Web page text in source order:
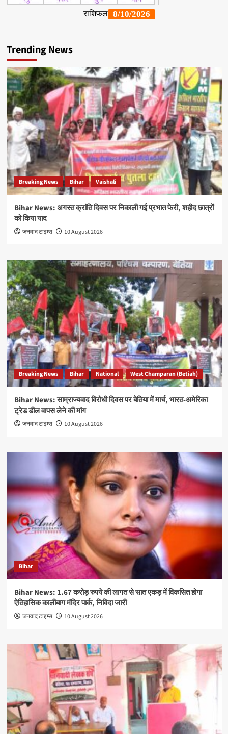
Trending News
Breaking News Bihar Vaishali
Bihar News: अगस्त क्रांति दिवस पर निकाली गई प्रभात फेरी, शहीद छात्रों
को किया याद
जनवाद टाइम्स 10 August 2026
Breaking News Bihar National West Champaran (Betiah)
Bihar News: साम्राज्यवाद विरोधी दिवस पर बेतिया में मार्च, भारत-अमेरिका
ट्रेड डील वापस लेने की मांग
जनवाद टाइम्स 10 August 2026
Bihar
Bihar News: 1.67 करोड़ रुपये की लागत से सात एकड़ में विकसित होगा
ऐतिहासिक कालीबाग मंदिर पार्क, निविदा जारी
जनवाद टाइम्स 10 August 2026